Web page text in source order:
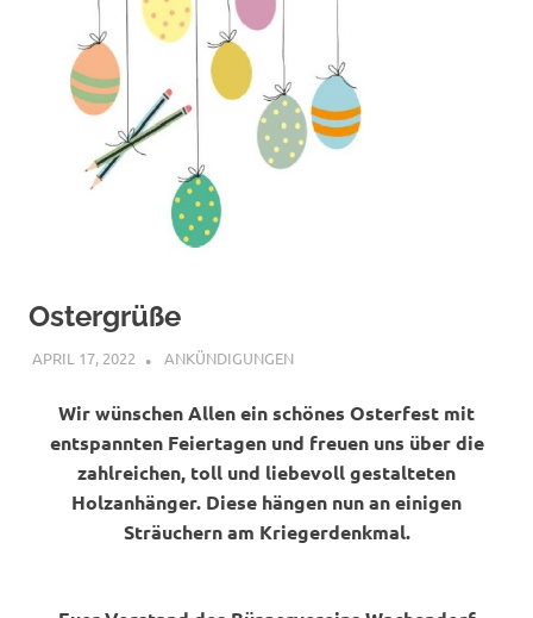
Ostergrüße
APRIL 17, 2022 BÜRGERVEREIN WACHENDORF
ANKÜNDIGUNGEN
Wir wünschen Allen ein schönes Osterfest mit
entspannten Feiertagen und freuen uns über die
zahlreichen, toll und liebevoll gestalteten
Holzanhänger. Diese hängen nun an einigen
Sträuchern am Kriegerdenkmal.